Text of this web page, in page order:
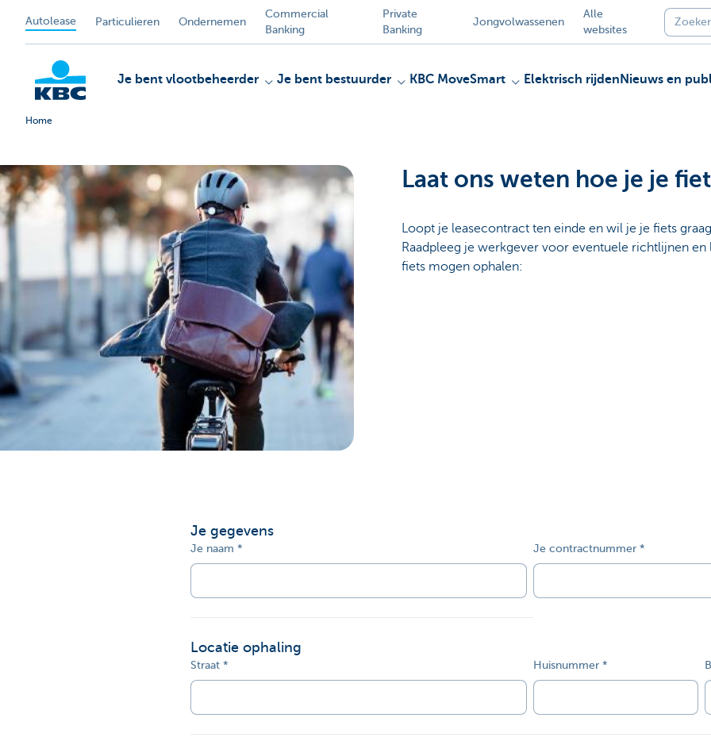
Autolease Particulieren Ondernemen
Commercial
Banking
Private
Banking
Jongvolwassenen
Alle
websites
KBC
Corporate
Je bent vlootbeheerder Je bent bestuurder KBC MoveSmart Elektrisch rijden Nieuws en
Home
Laat ons weten hoe je je
Loopt je leasecontract ten einde en wil je je fiets
Raadpleeg je werkgever voor eventuele richtlijnen
fiets mogen ophalen:
Je gegevens
Je naam Je contractnummer
Locatie ophaling
Straat Huisnummer